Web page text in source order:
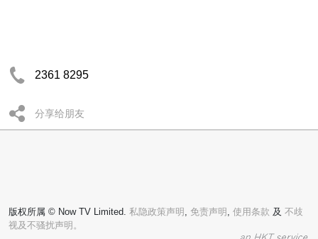
2361 8295
分享给朋友
版权所属 © Now TV Limited. 私隐政策声明 , 免责声明 , 使用条款 及 不歧
视及不骚扰声明。